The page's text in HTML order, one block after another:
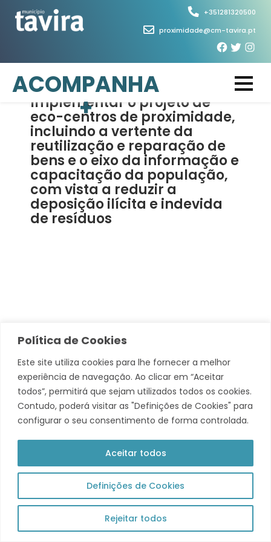
Política de Cookies
Este site utiliza cookies para lhe fornecer a melhor
experiência de navegação. Ao clicar em “Aceitar
todos”, permitirá que sejam utilizados todos os cookies.
Contudo, poderá visitar as "Definições de Cookies" para
configurar o seu consentimento de forma controlada.
Definições de Cookies
Rejeitar todos
Aceitar todos
+351281320500
proximidade@cm-tavira.pt
ACOMPANHA
+
5 de Março, 2026
Implementar o projeto de
eco-centros de proximidade,
incluindo a vertente da
reutilização e reparação de
bens e o eixo da informação e
capacitação da população,
com vista a reduzir a
deposição ilícita e indevida
de resíduos
© 2026 Município de Tavira. Todos os direitos reservados.
Política de Privacidade